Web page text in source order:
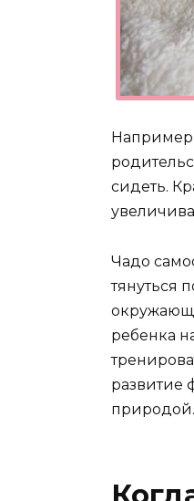
сидеть.
Чадо
тянуться
ребенка
развитие
природой.